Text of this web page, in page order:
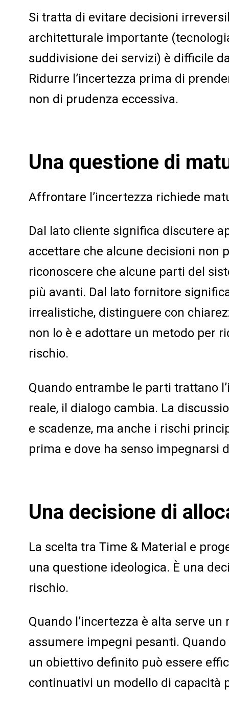
Si tratta di evitare decisioni
architetturale importante
suddivisione dei servizi) è difficile
Ridurre l’incertezza prima di
non di prudenza eccessiva.
Una questione di
Affrontare l’incertezza richiede
Dal lato cliente significa discutere
accettare che alcune decisioni non
riconoscere che alcune parti del
più avanti. Dal lato fornitore
irrealistiche, distinguere con
non lo è e adottare un metodo per
rischio.
Quando entrambe le parti trattano
reale, il dialogo cambia. La
e scadenze, ma anche i rischi
prima e dove ha senso impegnarsi
Una decisione di
La scelta tra Time & Material e
una questione ideologica. È una
rischio.
Quando l’incertezza è alta serve
assumere impegni pesanti.
un obiettivo definito può essere
continuativi un modello di capacità